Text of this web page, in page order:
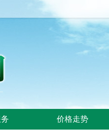
价格走势